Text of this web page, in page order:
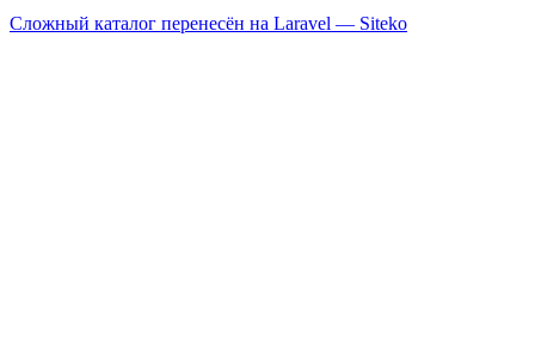
Сложный каталог перенесён на Laravel — Siteko